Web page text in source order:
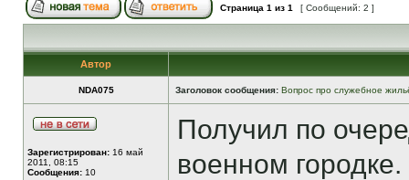
Страница 1 из 1 [ Сообщений: 2 ]
Автор
NDA075 Заголовок сообщения: Вопрос про служебное
Зарегистрирован: 16 май
2011, 08:15
Сообщения: 10
Получил по
военном